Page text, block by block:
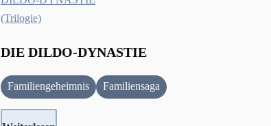
DIE DILDO-DYNASTIE
Familiengeheimnis Familiensaga